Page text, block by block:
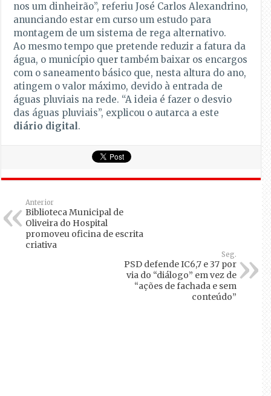
nos um dinheirão”, referiu José Carlos Alexandrino,
anunciando estar em curso um estudo para
montagem de um sistema de rega alternativo.
Ao mesmo tempo que pretende reduzir a fatura da
água, o município quer também baixar os encargos
com o saneamento básico que, nesta altura do ano,
atingem o valor máximo, devido à entrada de
águas pluviais na rede. “A ideia é fazer o desvio
das águas pluviais”, explicou o autarca a este
diário digital.
Anterior
Biblioteca Municipal de
Oliveira do Hospital
promoveu oficina de escrita
criativa
Seg.
PSD defende IC6,7 e 37 por
via do “diálogo” em vez de
“ações de fachada e sem
conteúdo”